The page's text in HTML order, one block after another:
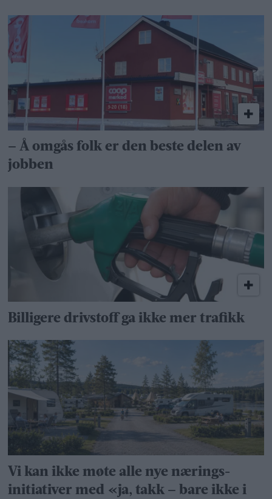
– Å omgås folk er den beste delen av
jobben
Billigere drivstoff ga ikke mer trafikk
Vi kan ikke møte alle nye nærings­
initiativer med «ja, takk – bare ikke i